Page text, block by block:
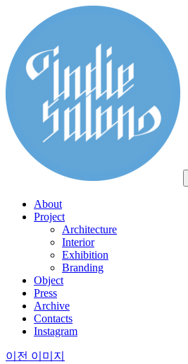
로
건
너
뛰
기
About
Project
Architecture
Interior
Exhibition
Branding
Object
Press
Archive
Contacts
Instagram
이전 이미지